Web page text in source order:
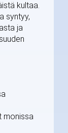
kultaa.
syntyy,
ja
monissa